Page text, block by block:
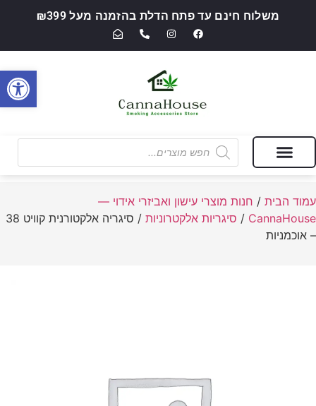
משלוח חינם עד פתח הדלת בהזמנה מעל ₪399
עמוד הבית / חנות מוצרי עישון ואביזרי אידוי —
CannaHouse
/ סיגריות אלקטרוניות
/ סיגריה אלקטורנית קוויט 38
– אוכמניות
פתח